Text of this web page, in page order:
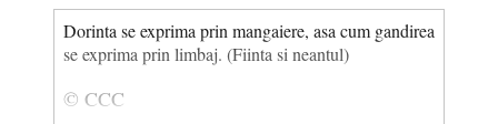
Dorinta se exprima prin mangaiere, asa cum gandirea
se exprima prin limbaj. (Fiinta si neantul)
© CCC